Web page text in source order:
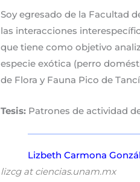
Soy egresado de la Facultad
las interacciones
que tiene como objetivo
especie exótica (perro
de Flora y Fauna Pico de
Tesis: Patrones de actividad
Lizbeth Carmona
lizcg at ciencias.unam.mx